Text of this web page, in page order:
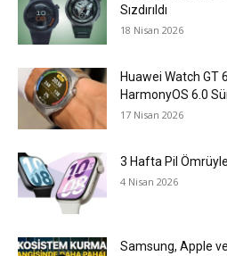
Sızdırıldı
18 Nisan 2026
Huawei Watch GT
HarmonyOS 6.0
17 Nisan 2026
3 Hafta Pil Ömrüyle
4 Nisan 2026
Samsung, Apple